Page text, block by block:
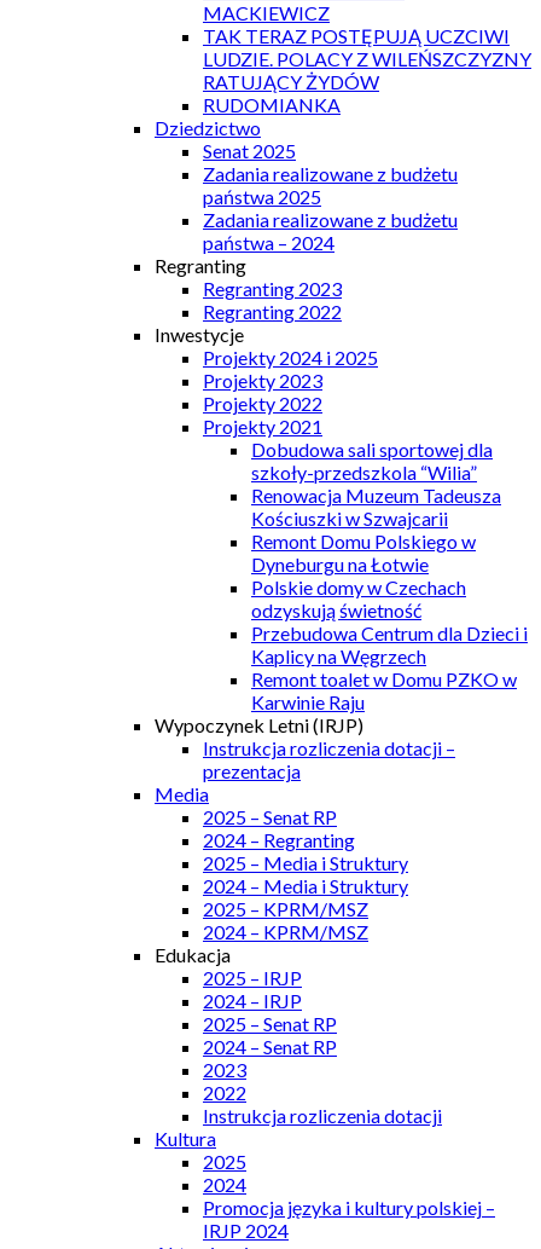
MACKIEWICZ
TAK TERAZ POSTĘPUJĄ UCZCIWI
LUDZIE. POLACY Z WILEŃSZCZYZNY
RATUJĄCY ŻYDÓW
RUDOMIANKA
Dziedzictwo
Senat 2025
Zadania realizowane z budżetu
państwa 2025
Zadania realizowane z budżetu
państwa – 2024
Regranting
Regranting 2023
Regranting 2022
Inwestycje
Projekty 2024 i 2025
Projekty 2023
Projekty 2022
Projekty 2021
Dobudowa sali sportowej dla
szkoły-przedszkola “Wilia”
Renowacja Muzeum Tadeusza
Kościuszki w Szwajcarii
Remont Domu Polskiego w
Dyneburgu na Łotwie
Polskie domy w Czechach
odzyskują świetność
Przebudowa Centrum dla Dzieci i
Kaplicy na Węgrzech
Remont toalet w Domu PZKO w
Karwinie Raju
Wypoczynek Letni (IRJP)
Instrukcja rozliczenia dotacji –
prezentacja
Media
2025 – Senat RP
2024 – Regranting
2025 – Media i Struktury
2024 – Media i Struktury
2025 – KPRM/MSZ
2024 – KPRM/MSZ
Edukacja
2025 – IRJP
2024 – IRJP
2025 – Senat RP
2024 – Senat RP
2023
2022
Instrukcja rozliczenia dotacji
Kultura
2025
2024
Promocja języka i kultury polskiej –
IRJP 2024